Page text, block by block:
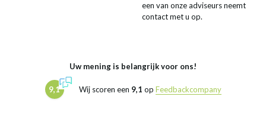
een van onze adviseurs neemt
contact met u op.
Uw mening is belangrijk voor ons!
9,1 Wij scoren een 9,1 op Feedbackcompany